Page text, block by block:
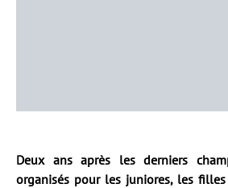
Deux ans après les derniers
organisés pour les juniores, les